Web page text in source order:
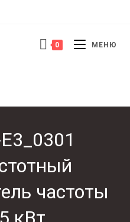
0 МЕНЮ
частоты